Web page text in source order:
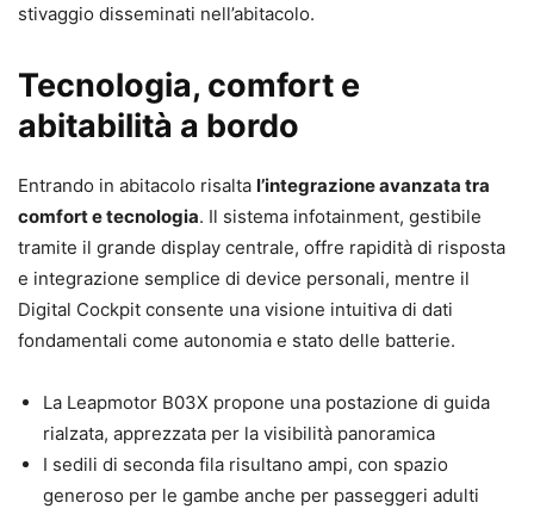
stivaggio disseminati nell’abitacolo.
Tecnologia, comfort e
abitabilità a bordo
Entrando in abitacolo risalta l’integrazione avanzata tra
comfort e tecnologia. Il sistema infotainment, gestibile
tramite il grande display centrale, offre rapidità di risposta
e integrazione semplice di device personali, mentre il
Digital Cockpit consente una visione intuitiva di dati
fondamentali come autonomia e stato delle batterie.
La Leapmotor B03X propone una postazione di guida
rialzata, apprezzata per la visibilità panoramica
I sedili di seconda fila risultano ampi, con spazio
generoso per le gambe anche per passeggeri adulti